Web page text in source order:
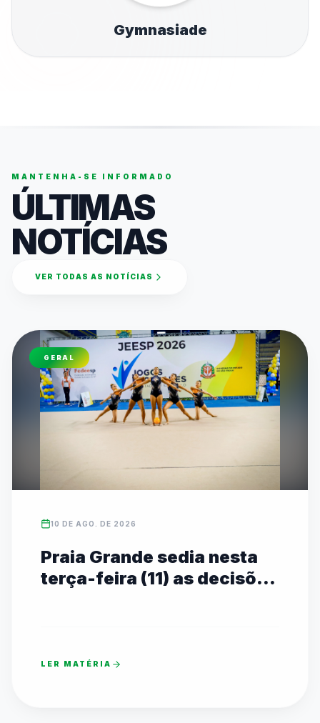
Gymnasiade
MANTENHA-SE INFORMADO
ÚLTIMAS
NOTÍCIAS
VER TODAS AS NOTÍCIAS
GERAL
10 DE AGO. DE 2026
Praia Grande sedia nesta
terça-feira (11) as decisões
LER MATÉRIA